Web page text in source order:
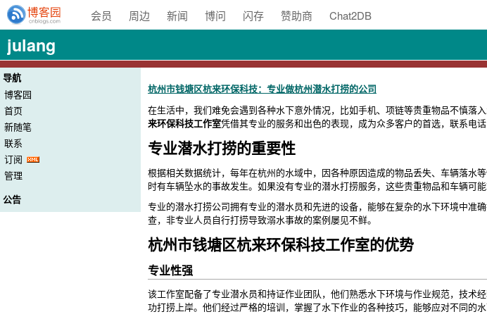
会员 周边 新闻 博问 闪存 赞助商 Chat2DB
julang
导航
博客园
首页
新随笔
联系
订阅
管理
公告
杭州市钱塘区杭来环保科技：专业做杭州潜水打捞的公司
在生活中，我们难免会遇到各种水下意外情况，比如手机、项链等贵重物品不慎落
来环保科技工作室凭借其专业的服务和出色的表现，成为众多客户的首选，联系电话
专业潜水打捞的重要性
根据相关数据统计，每年在杭州的水域中，因各种原因造成的物品丢失、车辆落
时有车辆坠水的事故发生。如果没有专业的潜水打捞服务，这些贵重物品和车辆可
专业的潜水打捞公司拥有专业的潜水员和先进的设备，能够在复杂的水下环境中
查，非专业人员自行打捞导致溺水事故的案例屡见不鲜。
杭州市钱塘区杭来环保科技工作室的优势
专业性强
该工作室配备了专业潜水员和持证作业团队，他们熟悉水下环境与作业规范，技
功打捞上岸。他们经过严格的培训，掌握了水下作业的各种技巧，能够应对不同的水